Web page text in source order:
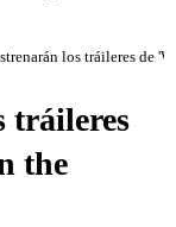
los tráileres de
tráileres
the